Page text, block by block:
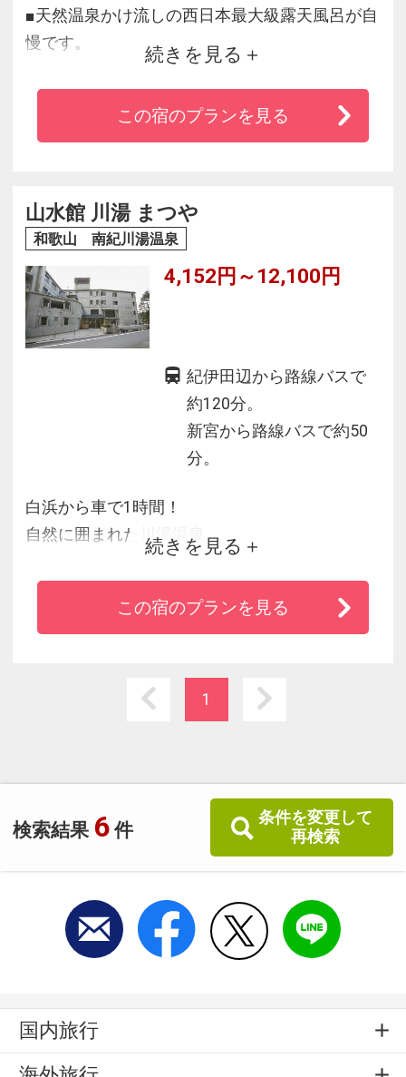
検索結果 6 件
条件を変更して
再検索
■天然温泉かけ流しの西日本最大級露天風呂が自
慢です。
■ＪＲ白浜駅から無料送迎バスあり。【お迎え
13：00／お送り 10：30】※前日まで要予約
【工事のお知らせ】
ります。
また、他箇所への立入制限など、お願いする場
続きを見る
この宿のプランを見る
山水館 川湯 まつや
和歌山 南紀川湯温泉
4,152円～12,100円
紀伊田辺から路線バスで
約120分。
新宮から路線バスで約50
分。
白浜から車で1時間！
自然に囲まれた川湯温泉
熊野本宮大社へも車で約５分！
どのお部屋もお得な料金設定で、観光、ビジネ
スに最適です。
続きを見る
この宿のプランを見る
1
国内旅行